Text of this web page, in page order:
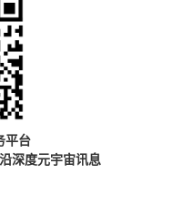
平台
深度元宇宙讯息